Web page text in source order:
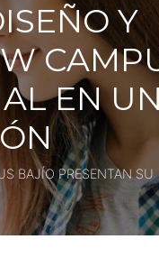
y
Y
EN
BAJÍO PRESENTAN SU